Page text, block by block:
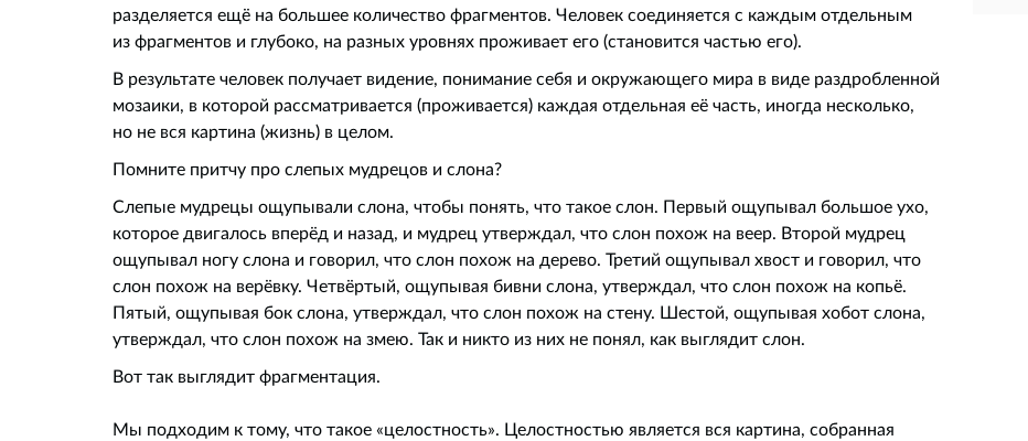
разделяется ещё на большее количество фрагментов. Человек соединяется с каждым отдельным
из фрагментов и глубоко, на разных уровнях проживает его (становится частью его).
В результате человек получает видение, понимание себя и окружающего мира в виде раздробленной
мозаики, в которой рассматривается (проживается) каждая отдельная её часть, иногда несколько,
но не вся картина (жизнь) в целом.
Помните притчу про слепых мудрецов и слона?
Слепые мудрецы ощупывали слона, чтобы понять, что такое слон. Первый ощупывал большое ухо,
которое двигалось вперёд и назад, и мудрец утверждал, что слон похож на веер. Второй мудрец
ощупывал ногу слона и говорил, что слон похож на дерево. Третий ощупывал хвост и говорил, что
слон похож на верёвку. Четвёртый, ощупывая бивни слона, утверждал, что слон похож на копьё.
Пятый, ощупывая бок слона, утверждал, что слон похож на стену. Шестой, ощупывая хобот слона,
утверждал, что слон похож на змею. Так и никто из них не понял, как выглядит слон.
Вот так выглядит фрагментация.
Мы подходим к тому, что такое «целостность». Целостностью является вся картина, собранная